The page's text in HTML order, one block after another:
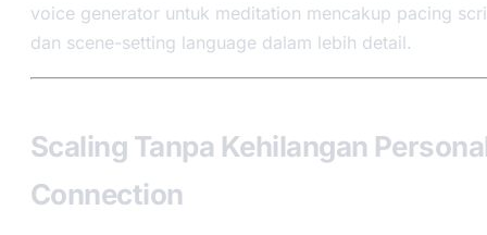
voice generator untuk meditation mencakup pacing
dan scene-setting language dalam lebih detail.
Scaling Tanpa Kehilangan
Connection